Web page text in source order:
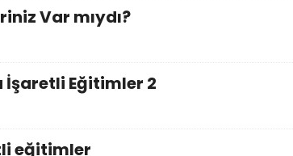
Var mıydı?
İşaretli Eğitimler 2
eğitimler